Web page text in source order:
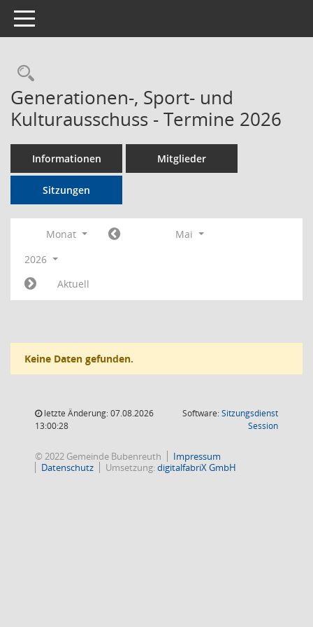
Toggle navigation
Rechercheauswahl
Generationen-, Sport- und
Kulturausschuss - Termine 2026
Informationen Mitglieder
Sitzungen
Monat
Mai
2026
Aktuell
Keine Daten gefunden.
letzte Änderung: 07.08.2026
13:00:28
Software:Sitzungsdienst
Session(Wird in
© 2022 Gemeinde Bubenreuth
Impressum
Datenschutz
Umsetzung:digitalfabriX GmbH